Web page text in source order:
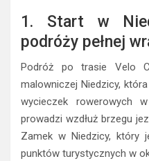
1. Start w
podróży pełnej
Podróż po trasie Velo
malowniczej Niedzicy,
wycieczek rowerowych
prowadzi wzdłuż brzegu
Zamek w Niedzicy, który
punktów turystycznych w